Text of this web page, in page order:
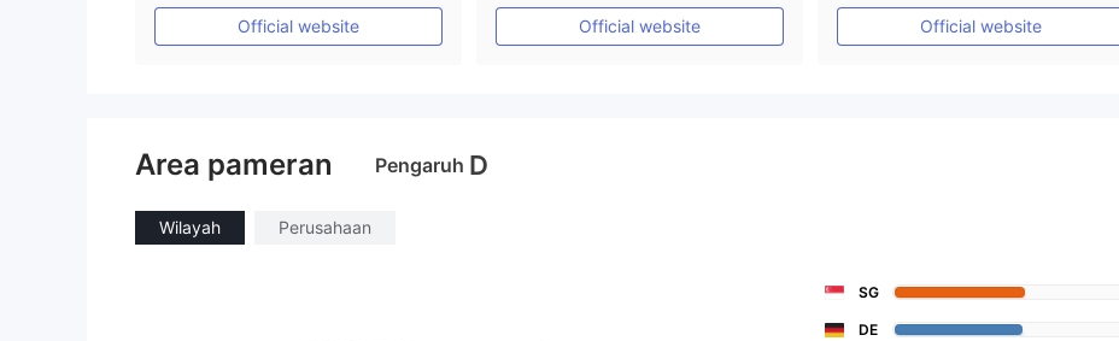
Lisensi Penuh MT4
Official website
Lisensi Penuh MT4
Official website
Lisensi Penuh MT4
Official website
Area pameran Pengaruh D
Wilayah Perusahaan
SG
DE